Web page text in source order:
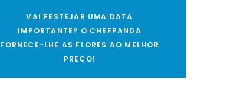
VAI FESTEJAR UMA DATA
IMPORTANTE? O CHEFPANDA
FORNECE-LHE AS FLORES AO MELHOR
PREÇO!